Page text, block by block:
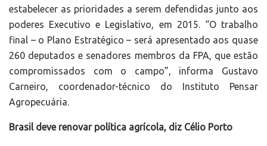
estabelecer as prioridades a serem defendidas junto aos
poderes Executivo e Legislativo, em 2015. “O trabalho
final – o Plano Estratégico – será apresentado aos quase
260 deputados e senadores membros da FPA, que estão
compromissados com o campo”, informa Gustavo
Carneiro, coordenador-técnico do Instituto Pensar
Agropecuária.
Brasil deve renovar política agrícola, diz Célio Porto